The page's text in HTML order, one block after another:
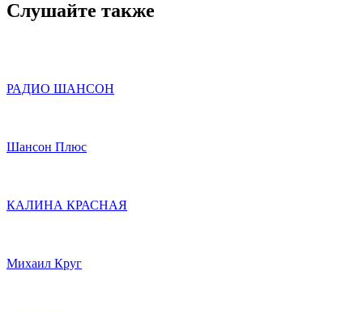
Слушайте также
РАДИО ШАНСОН
Шансон Плюс
КАЛИНА КРАСНАЯ
Михаил Круг